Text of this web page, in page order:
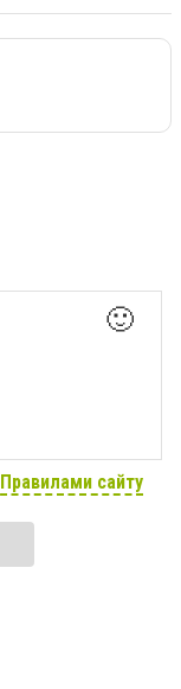
🙂
Правилами сайту